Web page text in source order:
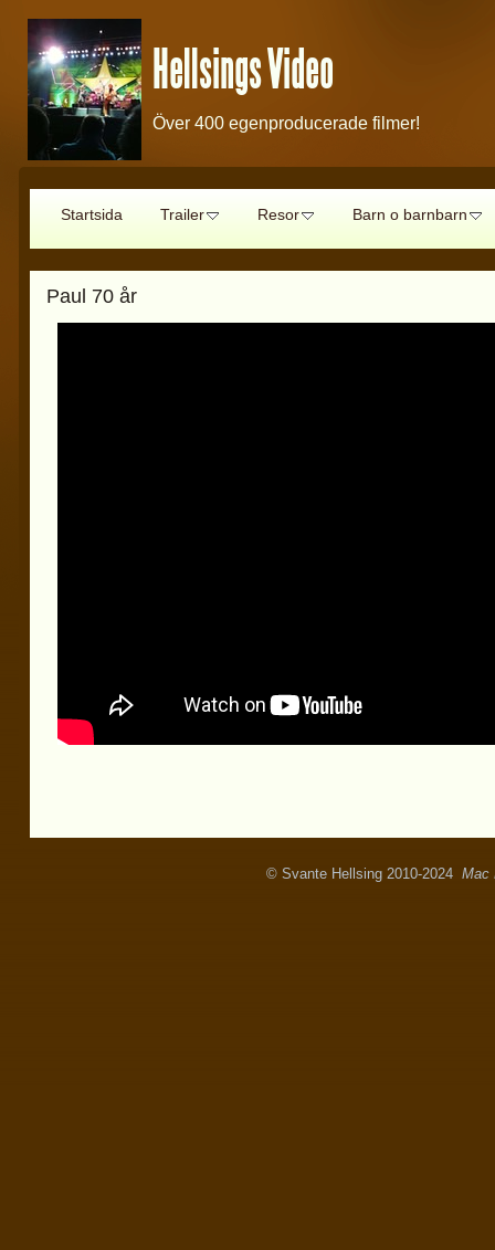
Hellsings Video
Över 400 egenproducerade filmer!
Startsida Trailer Resor Barn o barnbarn
Paul 70 år
© Svante Hellsing 2010-2024 Mac